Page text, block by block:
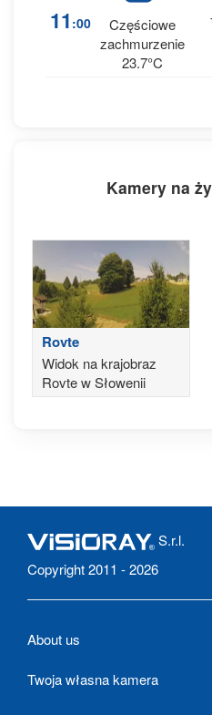
11 :00
Częściowe
zachmurzenie
23.7°C
Kamery na
Rovte
Widok na krajobraz
Rovte w Słowenii
S.r.l.
Copyright 2011 - 2026
About us
Twoja własna kamera